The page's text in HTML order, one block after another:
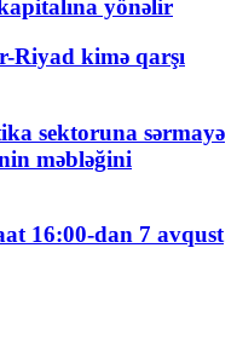
yönəlir
Riyad kimə qarşı
sektoruna sərmayə
məbləğini
16:00-dan 7 avqust